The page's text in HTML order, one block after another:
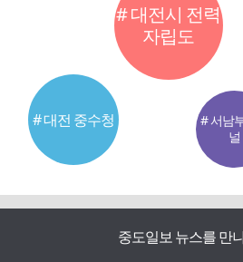
# 대전시 전력
자립도
# 대전 중수청
# 서남
널
중도일보 뉴스를 만